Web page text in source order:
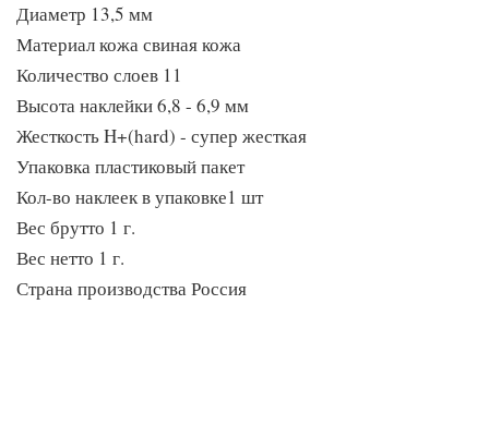
Диаметр 13,5 мм
Материал кожа свиная кожа
Количество слоев 11
Высота наклейки 6,8 - 6,9 мм
Жесткость H+(hard) - супер жесткая
Упаковка пластиковый пакет
Кол-во наклеек в упаковке1 шт
Вес брутто 1 г.
Вес нетто 1 г.
Страна производства Россия